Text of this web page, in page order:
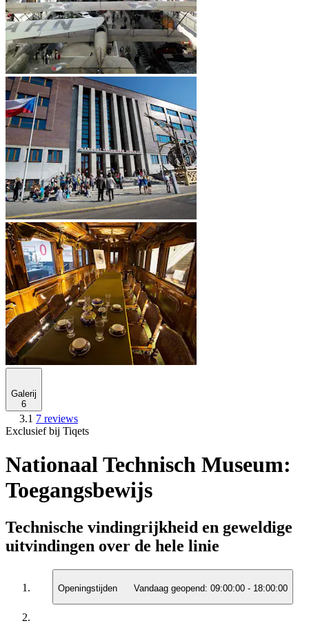
Galerij
6
3.1 7 reviews
Exclusief bij Tiqets
Nationaal Technisch Museum:
Toegangsbewijs
Technische vindingrijkheid en geweldige
uitvindingen over de hele linie
Openingstijden Vandaag geopend: 09:00:00 - 18:00:00